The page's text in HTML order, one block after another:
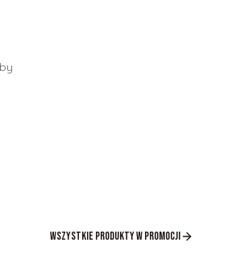
Wszystkie produkty w promocji